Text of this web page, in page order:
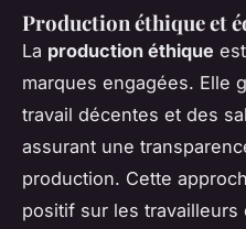
Production éthique et
La production éthique
marques engagées. Elle
travail décentes et des
assurant une
production. Cette
positif sur les travailleurs